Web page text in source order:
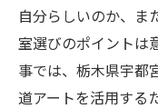
自分らしいのか、ま
室選びのポイントは
事では、栃木県宇都
道アートを活用する